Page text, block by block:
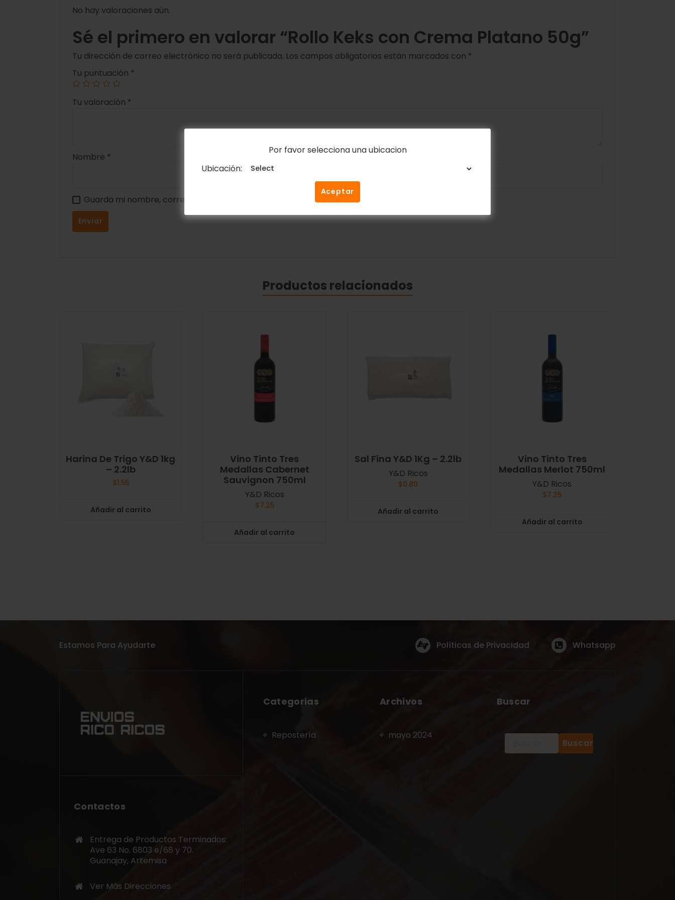
Por favor selecciona una ubicacion
Ubicación:
Aceptar
No hay valoraciones aún.
Sé el primero en valorar “Rollo Keks con Crema Platano 50g”
Tu dirección de correo electrónico no será publicada. Los campos obligatorios están marcados con *
Tu puntuación *
Tu valoración *
Nombre *
Guarda mi nombre, correo electrónico y web en este navegador para la próxima vez que comente.
Productos relacionados
Harina De Trigo Y&D 1kg
– 2.2lb
$1.55
Añadir al carrito
Vino Tinto Tres
Medallas Cabernet
Sauvignon 750ml
Y&D Ricos
$7.25
Añadir al carrito
Sal Fina Y&D 1Kg – 2.2lb
Y&D Ricos
$0.80
Añadir al carrito
Vino Tinto Tres
Medallas Merlot 750ml
Y&D Ricos
$7.25
Añadir al carrito
Estamos Para Ayudarte Políticas de Privacidad Whatsapp
Contactos
Entrega de Productos Terminados:
Ave 63 No. 6803 e/68 y 70.
Guanajay, Artemisa
Ver Más Direcciones
Categorias
Repostería
Archivos
mayo 2024
Buscar